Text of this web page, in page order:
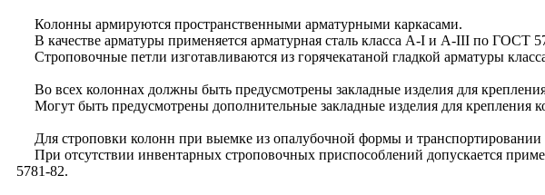
Колонны армируются пространственными арматурными каркасами.
В качестве арматуры применяется арматурная сталь класса A-I и A-III по ГОСТ
Строповочные петли изготавливаются из горячекатаной гладкой арматуры
Во всех колоннах должны быть предусмотрены закладные изделия для
Могут быть предусмотрены дополнительные закладные изделия для крепления
Для строповки колонн при выемке из опалубочной формы и транспортировании
При отсутствии инвентарных строповочных приспособлений допускается
5781-82.